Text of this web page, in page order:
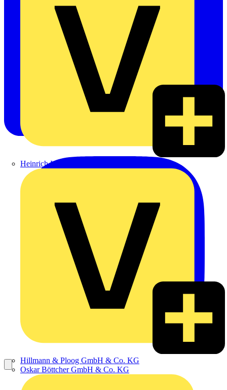
Heinrich Häusler GmbH
Hillmann & Ploog GmbH & Co. KG
Oskar Böttcher GmbH & Co. KG